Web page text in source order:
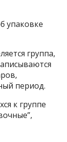
упаковке
группа,
период.
к группе